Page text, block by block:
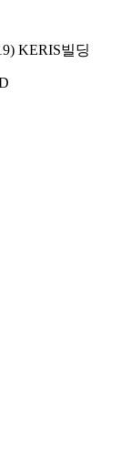
KERIS빌딩